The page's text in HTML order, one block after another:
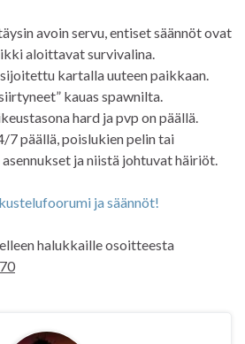
avoin servu, entiset säännöt ovat
aloittavat survivalina.
kartalla uuteen paikkaan.
kauas spawnilta.
hard ja pvp on päällä.
7 päällä, poislukien pelin tai
ja niistä johtuvat häiriöt.
ja säännöt!
halukkaille osoitteesta